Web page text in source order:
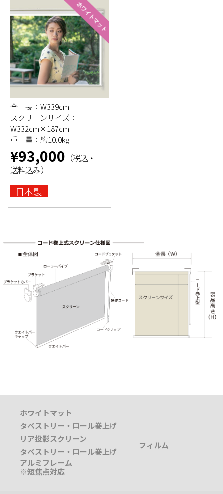
全 長：W339cm
スクリーンサイズ：
W332cm×187cm
重 量：約10.0kg
¥93,000 （税込・
送料込み）
日本製
ホワイトマット
タペストリー ・ ロール巻上げ
リア投影スクリーン
タペストリー ・ ロール巻上げ
フィルム
アルミフレーム
※短焦点対応